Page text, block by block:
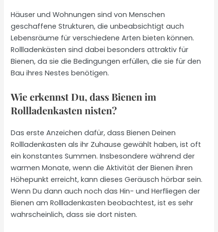
Häuser und Wohnungen sind von Menschen
geschaffene Strukturen, die unbeabsichtigt auch
Lebensräume für verschiedene Arten bieten können.
Rollladenkästen sind dabei besonders attraktiv für
Bienen, da sie die Bedingungen erfüllen, die sie für den
Bau ihres Nestes benötigen.
Wie erkennst Du, dass Bienen im
Rollladenkasten nisten?
Das erste Anzeichen dafür, dass Bienen Deinen
Rollladenkasten als ihr Zuhause gewählt haben, ist oft
ein konstantes Summen. Insbesondere während der
warmen Monate, wenn die Aktivität der Bienen ihren
Höhepunkt erreicht, kann dieses Geräusch hörbar sein.
Wenn Du dann auch noch das Hin- und Herfliegen der
Bienen am Rollladenkasten beobachtest, ist es sehr
wahrscheinlich, dass sie dort nisten.